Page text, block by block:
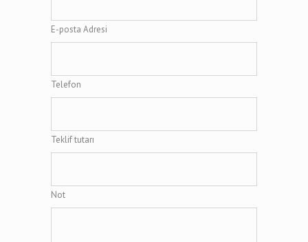
E-posta Adresi
Telefon
Teklif tutarı
Not